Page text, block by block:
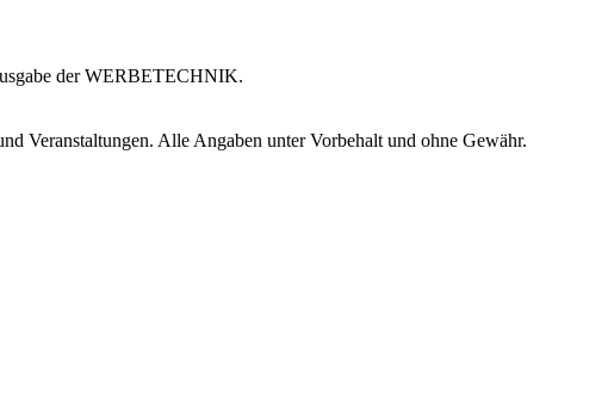
der WERBETECHNIK.
Veranstaltungen. Alle Angaben unter Vorbehalt und ohne Gewähr.